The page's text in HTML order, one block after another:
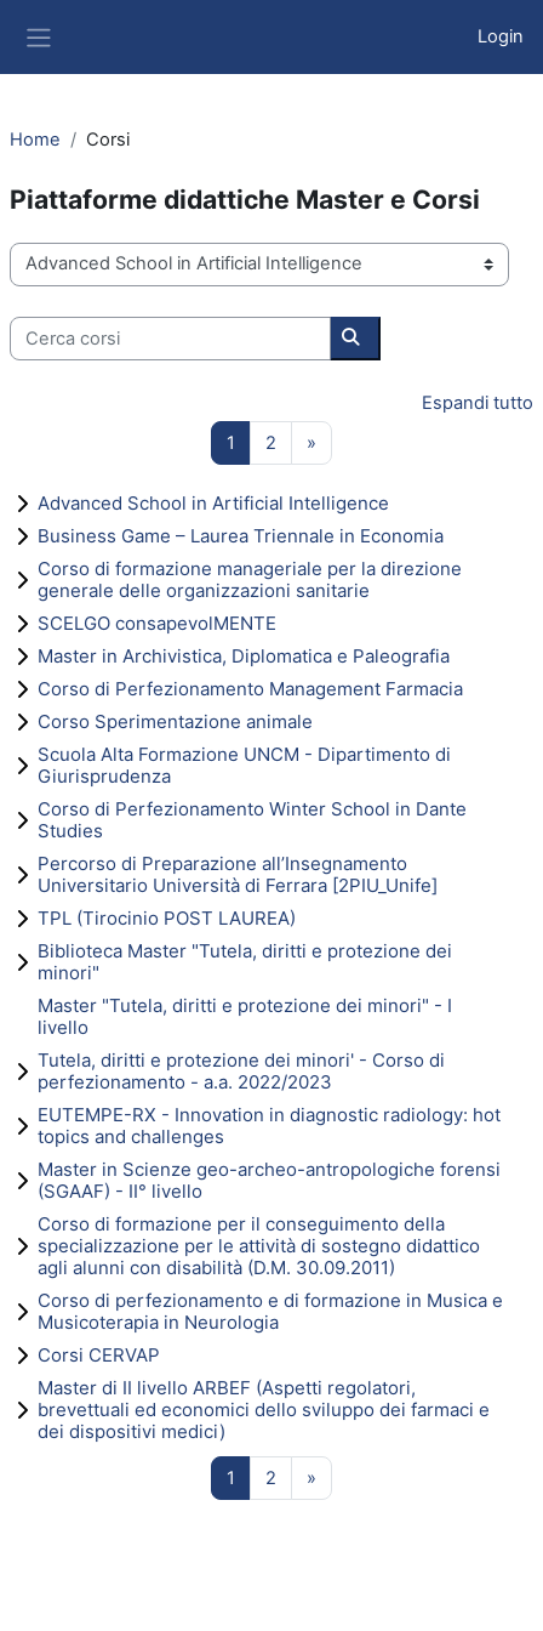
Login
Home Corsi
Piattaforme didattiche Master e Corsi
Categorie di corso
Cerca corsi
Cerca corsi
Espandi tutto
1 Pagina 1
2 Pagina 2
»
Advanced School in Artificial Intelligence
Business Game – Laurea Triennale in Economia
Corso di formazione manageriale per la direzione
generale delle organizzazioni sanitarie
SCELGO consapevolMENTE
Master in Archivistica, Diplomatica e Paleografia
Corso di Perfezionamento Management Farmacia
Corso Sperimentazione animale
Scuola Alta Formazione UNCM - Dipartimento di
Giurisprudenza
Corso di Perfezionamento Winter School in Dante
Studies
Percorso di Preparazione all’Insegnamento
Universitario Università di Ferrara [2PIU_Unife]
TPL (Tirocinio POST LAUREA)
Biblioteca Master "Tutela, diritti e protezione dei
minori"
Master "Tutela, diritti e protezione dei minori" - I
livello
Tutela, diritti e protezione dei minori' - Corso di
perfezionamento - a.a. 2022/2023
EUTEMPE-RX - Innovation in diagnostic radiology: hot
topics and challenges
Master in Scienze geo-archeo-antropologiche forensi
(SGAAF) - II° livello
Corso di formazione per il conseguimento della
specializzazione per le attività di sostegno didattico
agli alunni con disabilità (D.M. 30.09.2011)
Corso di perfezionamento e di formazione in Musica e
Musicoterapia in Neurologia
Corsi CERVAP
Master di II livello ARBEF (Aspetti regolatori,
brevettuali ed economici dello sviluppo dei farmaci e
dei dispositivi medici)
1 Pagina 1
2 Pagina 2
»